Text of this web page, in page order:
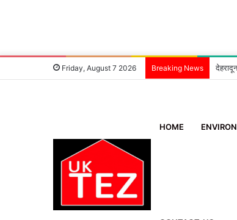
Friday, August 7 2026 Breaking News
HOME